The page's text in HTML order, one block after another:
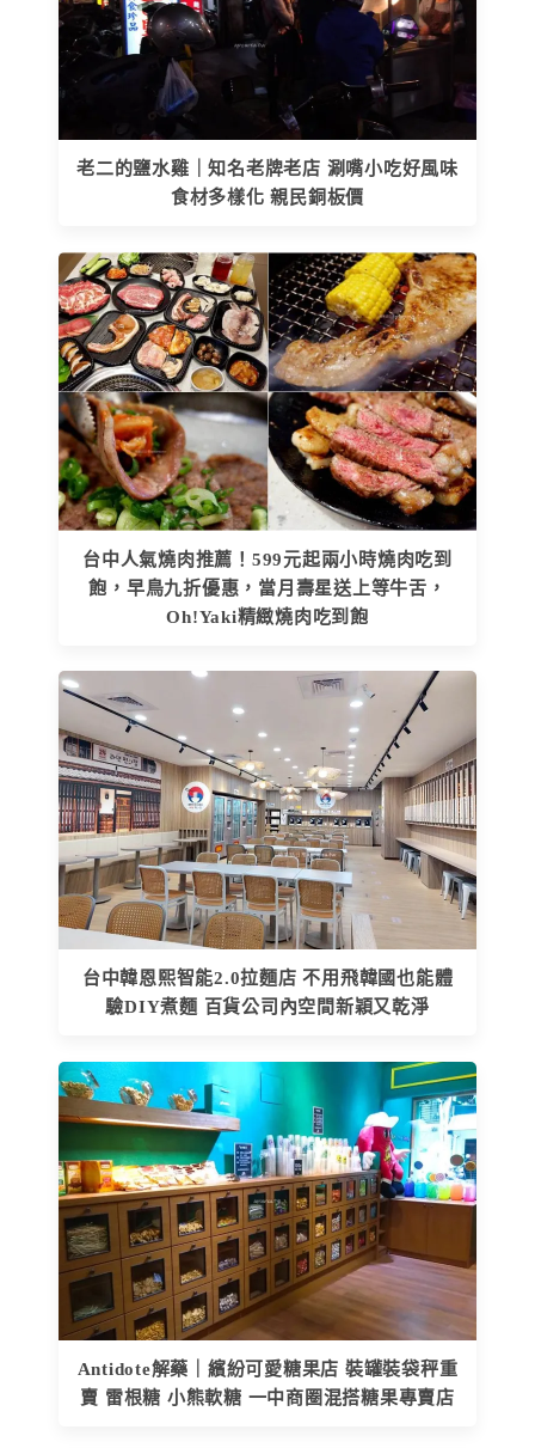
老二的鹽水雞｜知名老牌老店 涮嘴小吃好風味
食材多樣化 親民銅板價
台中人氣燒肉推薦！599元起兩小時燒肉吃到
飽，早鳥九折優惠，當月壽星送上等牛舌，
Oh!Yaki精緻燒肉吃到飽
台中韓恩熙智能2.0拉麵店 不用飛韓國也能體
驗DIY煮麵 百貨公司內空間新穎又乾淨
Antidote解藥｜繽紛可愛糖果店 裝罐裝袋秤重
賣 雷根糖 小熊軟糖 一中商圈混搭糖果專賣店